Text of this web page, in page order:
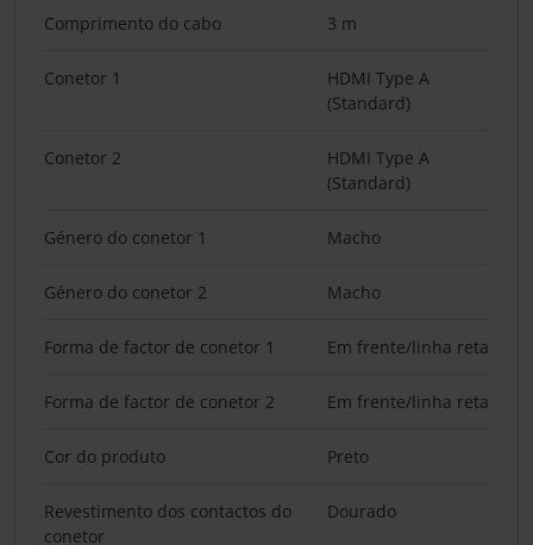
Comprimento do cabo 3 m
Conetor 1
HDMI Type A
(Standard)
Conetor 2
HDMI Type A
(Standard)
Género do conetor 1 Macho
Género do conetor 2 Macho
Forma de factor de conetor 1 Em frente/linha reta
Forma de factor de conetor 2 Em frente/linha reta
Cor do produto Preto
Revestimento dos contactos do
conetor
Dourado